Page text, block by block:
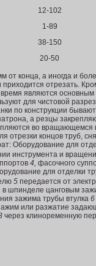
12-102
1-89
38-150
20-50
конца, а иногда и
отрезать.
являются
для чистовой
по конструкции
а резцы
во
отрезки концов труб,
инструмента и
4, фасочного
5 передается от
в шпинделе цанговым
зажима трубы втулка 6
или разжатие
через клиноременную